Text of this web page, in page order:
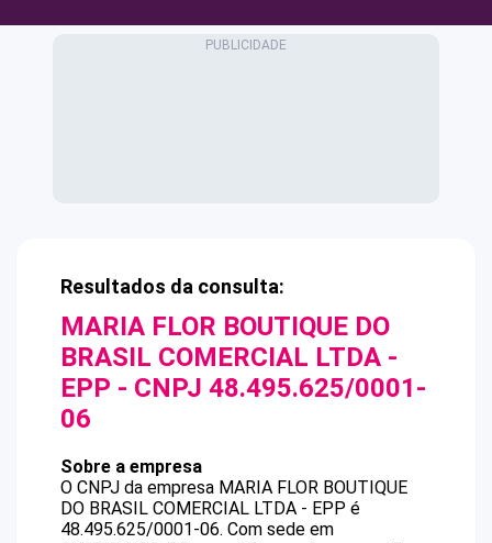
Resultados da consulta:
MARIA FLOR BOUTIQUE DO
BRASIL COMERCIAL LTDA -
EPP - CNPJ 48.495.625/0001-
06
Sobre a empresa
O CNPJ da empresa MARIA FLOR BOUTIQUE
DO BRASIL COMERCIAL LTDA - EPP é
48.495.625/0001-06. Com sede em